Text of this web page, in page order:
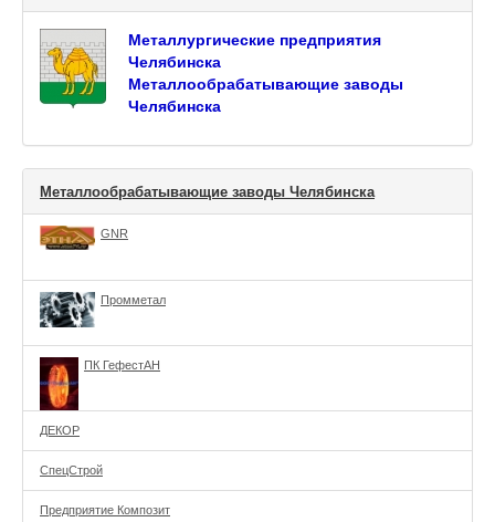
Металлургические предприятия
Челябинска
Металлообрабатывающие заводы
Челябинска
Металлообрабатывающие заводы Челябинска
GNR
Промметал
ПК ГефестАН
ДЕКОР
СпецСтрой
Предприятие Композит